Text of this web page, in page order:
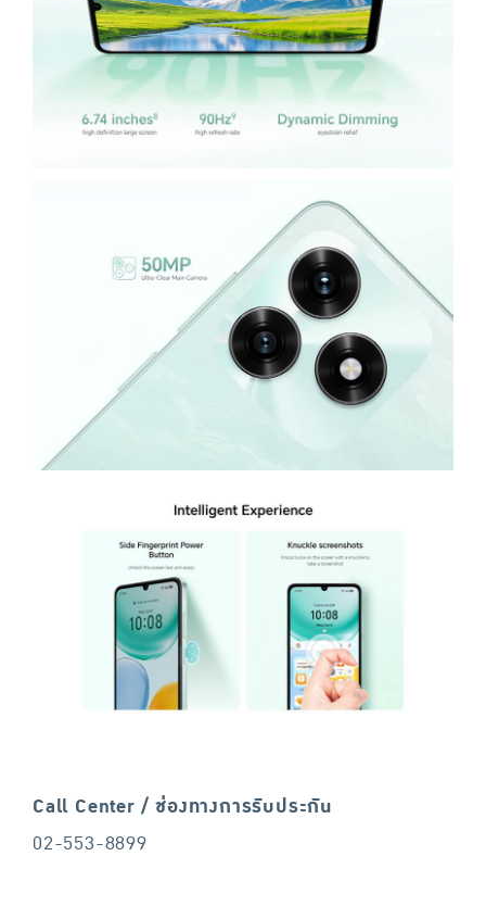
Call Center / ช่องทางการรับประกัน
02-553-8899